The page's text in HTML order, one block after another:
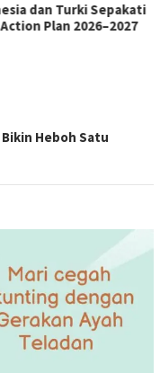
PRR Pacu Realisasi
TKD Aceh Rp1,65
Heboh Satu